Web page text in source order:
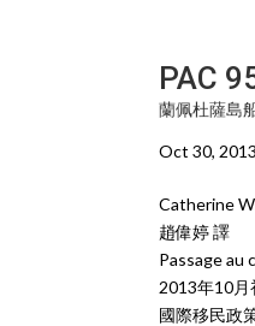
PAC
蘭佩杜薩島
Oct 30,
Catherine
趙偉婷 譯
Passage au
2013年10月
國際移民政